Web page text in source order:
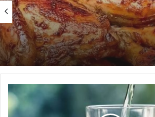
صنية دجاج بالبطاطس